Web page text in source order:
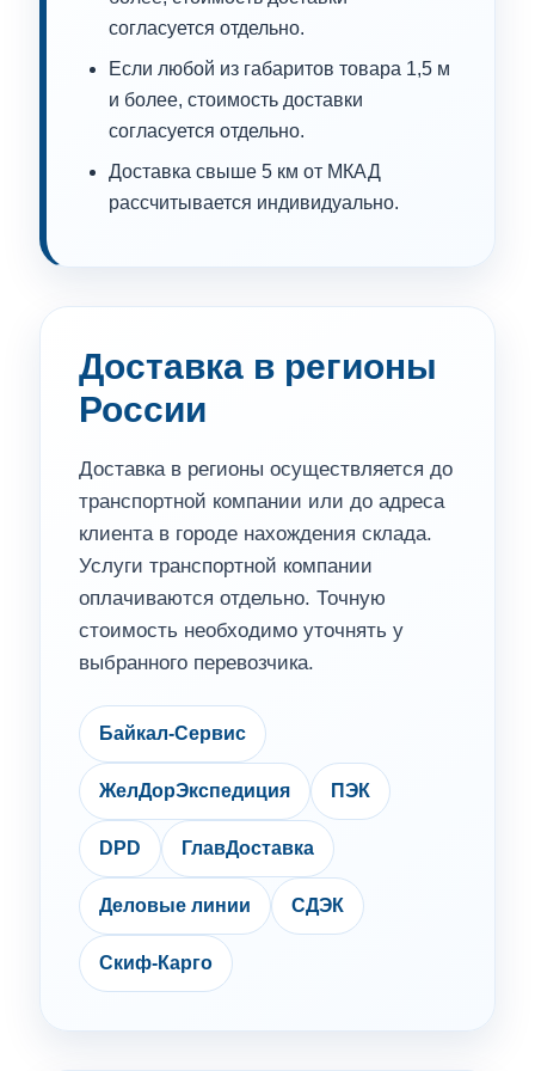
согласуется отдельно.
Если любой из габаритов товара 1,5 м
и более, стоимость доставки
согласуется отдельно.
Доставка свыше 5 км от МКАД
рассчитывается индивидуально.
Доставка в регионы
России
Доставка в регионы осуществляется до
транспортной компании или до адреса
клиента в городе нахождения склада.
Услуги транспортной компании
оплачиваются отдельно. Точную
стоимость необходимо уточнять у
выбранного перевозчика.
Байкал-Сервис
ЖелДорЭкспедиция ПЭК
DPD ГлавДоставка
Деловые линии СДЭК
Скиф-Карго